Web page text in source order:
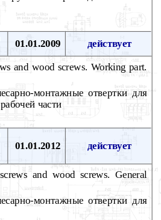
01.01.2009 действует
and wood screws. Working part.
монтажные отвертки для
части
01.01.2012 действует
and wood screws. General
монтажные отвертки для